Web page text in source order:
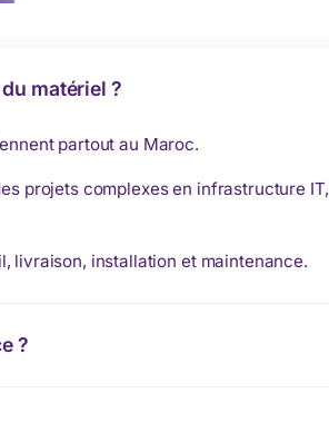
matériel ?
partout au Maroc.
projets complexes en infrastructure IT,
livraison, installation et maintenance.
?